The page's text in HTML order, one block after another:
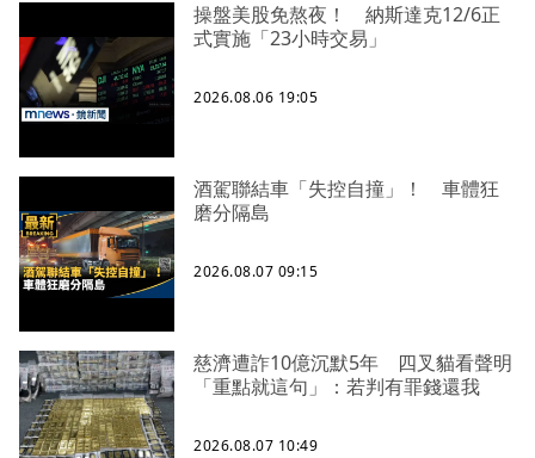
操盤美股免熬夜！ 納斯達克12/6正
式實施「23小時交易」
2026.08.06 19:05
酒駕聯結車「失控自撞」！ 車體狂
磨分隔島
2026.08.07 09:15
慈濟遭詐10億沉默5年 四叉貓看聲明
「重點就這句」：若判有罪錢還我
2026.08.07 10:49